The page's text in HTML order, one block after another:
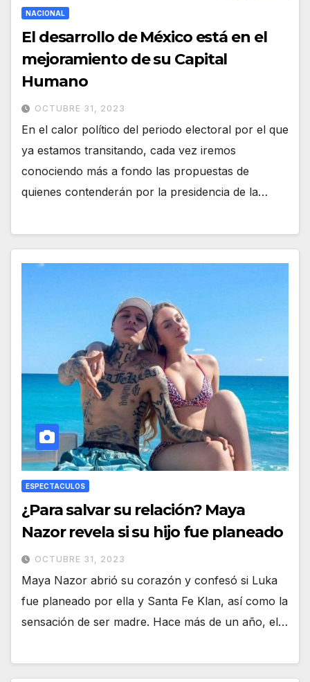
NACIONAL
El desarrollo de México está en el
mejoramiento de su Capital
Humano
OCTUBRE 31, 2023
En el calor político del periodo electoral por el que
ya estamos transitando, cada vez iremos
conociendo más a fondo las propuestas de
quienes contenderán por la presidencia de la…
ESPECTACULOS
¿Para salvar su relación? Maya
Nazor revela si su hijo fue planeado
OCTUBRE 31, 2023
Maya Nazor abrió su corazón y confesó si Luka
fue planeado por ella y Santa Fe Klan, así como la
sensación de ser madre. Hace más de un año, el…